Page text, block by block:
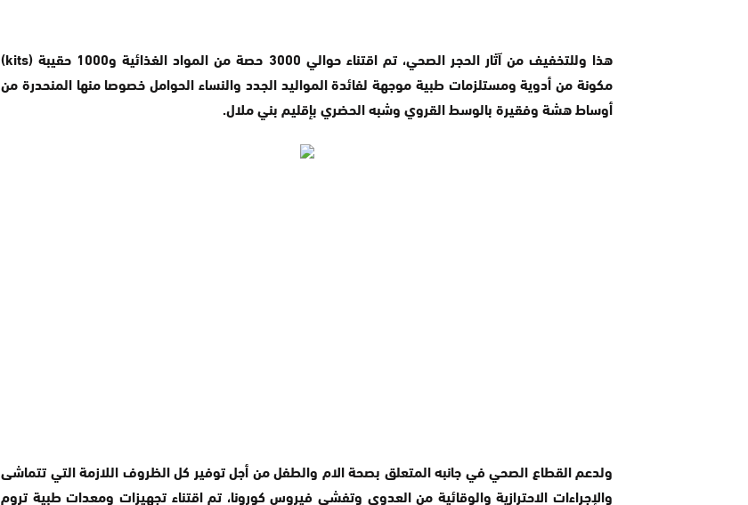
هذا وللتخفيف من آثار الحجر الصحي، تم اقتناء حوالي 3000 حصة من المواد الغذائية و1000 حقيبة (kits)
مكونة من أدوية ومستلزمات طبية موجهة لفائدة المواليد الجدد والنساء الحوامل خصوصا منها المنحدرة من
أوساط هشة وفقيرة بالوسط القروي وشبه الحضري بإقليم بني ملال.
ولدعم القطاع الصحي في جانبه المتعلق بصحة الام والطفل من أجل توفير كل الظروف اللازمة التي تتماشى
والإجراءات الاحترازية والوقائية من العدوى وتفشي فيروس كورونا، تم اقتناء تجهيزات ومعدات طبية تروم